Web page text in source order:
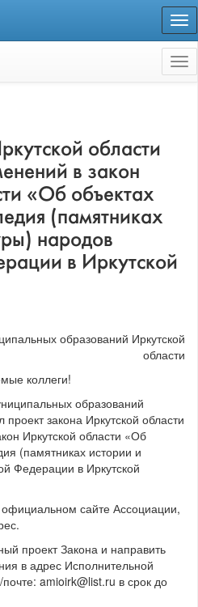
области
в закон
«Об объектах
(памятниках
народов
в Иркутской
образований Иркутской
области
коллеги!
образований
проект закона Иркутской области
Иркутской области «Об
(памятниках истории и
Федерации в Иркутской
сайте Ассоциации,
проект Закона и направить
в адрес Исполнительной
amioirk@list.ru в срок до